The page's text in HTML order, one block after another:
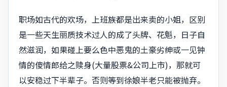
职场如古代的欢场，上班族都是出来卖的小姐，区别
是一些天生丽质技术过人的成了头牌、花魁，日子自
然滋润，如果碰上要么色中恶鬼的土豪劣绅或一见钟
情的傻情郎给之赎身(大量股票&公司上市)，那就可
以安稳过下半辈子。否则等到徐娘半老只能被抛弃。